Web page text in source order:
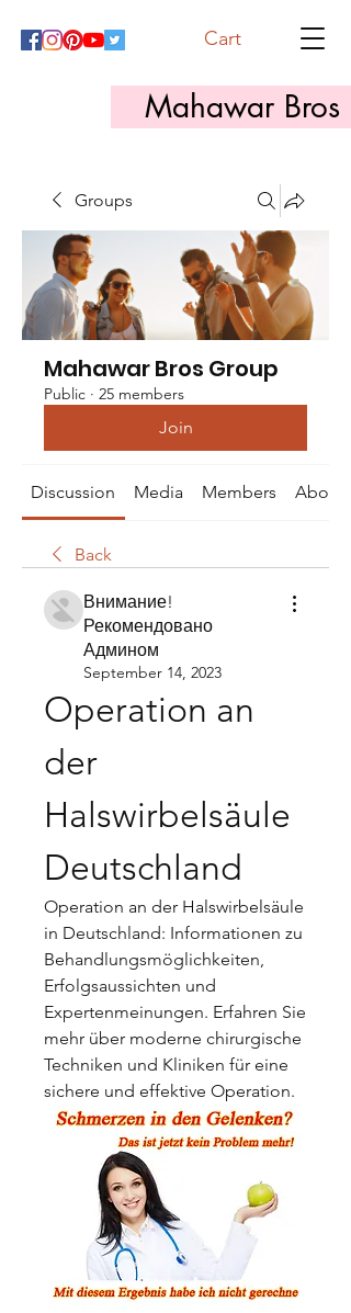
Mahawar Bros
Cart
Groups
Mahawar Bros Group
Public · 25 members
Join
Discussion Media Members About
Back
Внимание!
Рекомендовано
Админом
September 14, 2023
Operation an
der
Halswirbelsäule
Deutschland
Operation an der Halswirbelsäule
in Deutschland: Informationen zu
Behandlungsmöglichkeiten,
Erfolgsaussichten und
Expertenmeinungen. Erfahren Sie
mehr über moderne chirurgische
Techniken und Kliniken für eine
sichere und effektive Operation.